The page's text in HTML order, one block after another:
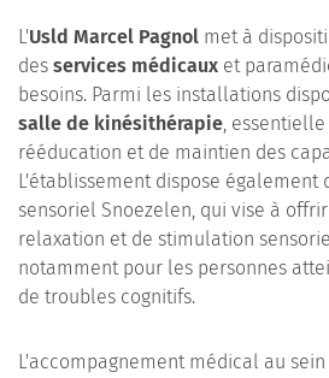
L'Usld Marcel Pagnol met à
des services médicaux et
besoins. Parmi les installations
salle de kinésithérapie,
rééducation et de maintien des
L'établissement dispose également
sensoriel Snoezelen, qui vise à
relaxation et de stimulation
notamment pour les personnes
de troubles cognitifs.
L'accompagnement médical au